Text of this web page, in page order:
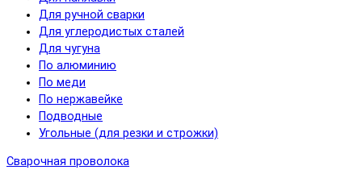
Для ручной сварки
Для углеродистых сталей
Для чугуна
По алюминию
По меди
По нержавейке
Подводные
Угольные (для резки и строжки)
Сварочная проволока